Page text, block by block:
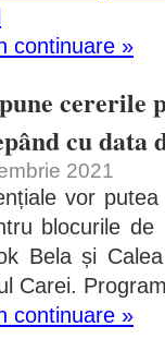
continuare »
cererile
cu data
2021
vor
blocurile de
Bela și
Carei.
continuare »